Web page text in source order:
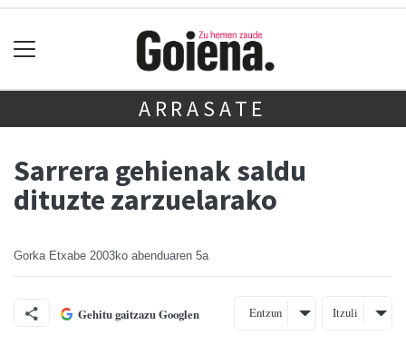
ARRASATE
Sarrera gehienak saldu
dituzte zarzuelarako
Gorka Etxabe 2003ko abenduaren 5a
Gehitu gaitzazu Googlen Entzun Itzuli